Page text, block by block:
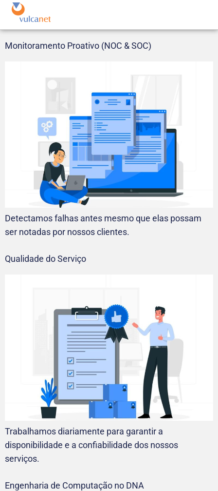
Monitoramento Proativo (NOC & SOC)
Detectamos falhas antes mesmo que elas possam
ser notadas por nossos clientes.
Qualidade do Serviço
Trabalhamos diariamente para garantir a
disponibilidade e a confiabilidade dos nossos
serviços.
Engenharia de Computação no DNA